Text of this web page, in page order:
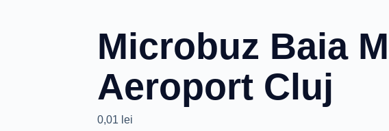
Microbuz Baia
Aeroport Cluj
0,01 lei